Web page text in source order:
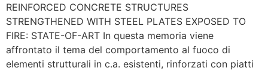
REINFORCED CONCRETE STRUCTURES
STRENGTHENED WITH STEEL PLATES EXPOSED TO
FIRE: STATE-OF-ART In questa memoria viene
affrontato il tema del comportamento al fuoco di
elementi strutturali in c.a. esistenti, rinforzati con piatti